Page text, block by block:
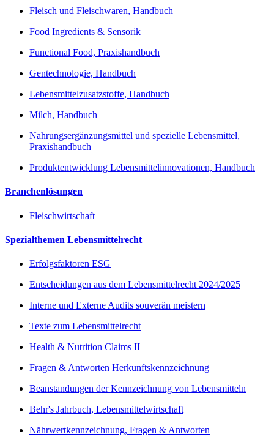
Fleisch und Fleischwaren, Handbuch
Food Ingredients & Sensorik
Functional Food, Praxishandbuch
Gentechnologie, Handbuch
Lebensmittelzusatzstoffe, Handbuch
Milch, Handbuch
Nahrungsergänzungsmittel und spezielle Lebensmittel,
Praxishandbuch
Produktentwicklung Lebensmittelinnovationen, Handbuch
Branchenlösungen
Fleischwirtschaft
Spezialthemen Lebensmittelrecht
Erfolgsfaktoren ESG
Entscheidungen aus dem Lebensmittelrecht 2024/2025
Interne und Externe Audits souverän meistern
Texte zum Lebensmittelrecht
Health & Nutrition Claims II
Fragen & Antworten Herkunftskennzeichnung
Beanstandungen der Kennzeichnung von Lebensmitteln
Behr's Jahrbuch, Lebensmittelwirtschaft
Nährwertkennzeichnung, Fragen & Antworten